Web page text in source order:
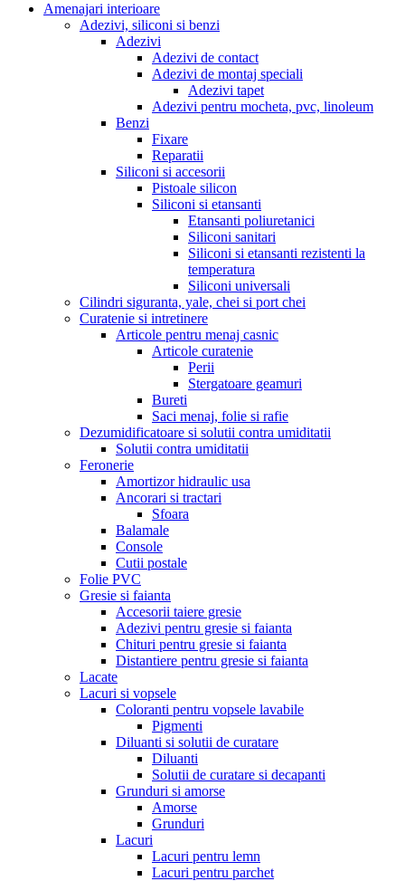
Amenajari interioare
Adezivi, siliconi si benzi
Adezivi
Adezivi de contact
Adezivi de montaj speciali
Adezivi tapet
Adezivi pentru mocheta, pvc, linoleum
Benzi
Fixare
Reparatii
Siliconi si accesorii
Pistoale silicon
Siliconi si etansanti
Etansanti poliuretanici
Siliconi sanitari
Siliconi si etansanti rezistenti la
temperatura
Siliconi universali
Cilindri siguranta, yale, chei si port chei
Curatenie si intretinere
Articole pentru menaj casnic
Articole curatenie
Perii
Stergatoare geamuri
Bureti
Saci menaj, folie si rafie
Dezumidificatoare si solutii contra umiditatii
Solutii contra umiditatii
Feronerie
Amortizor hidraulic usa
Ancorari si tractari
Sfoara
Balamale
Console
Cutii postale
Folie PVC
Gresie si faianta
Accesorii taiere gresie
Adezivi pentru gresie si faianta
Chituri pentru gresie si faianta
Distantiere pentru gresie si faianta
Lacate
Lacuri si vopsele
Coloranti pentru vopsele lavabile
Pigmenti
Diluanti si solutii de curatare
Diluanti
Solutii de curatare si decapanti
Grunduri si amorse
Amorse
Grunduri
Lacuri
Lacuri pentru lemn
Lacuri pentru parchet